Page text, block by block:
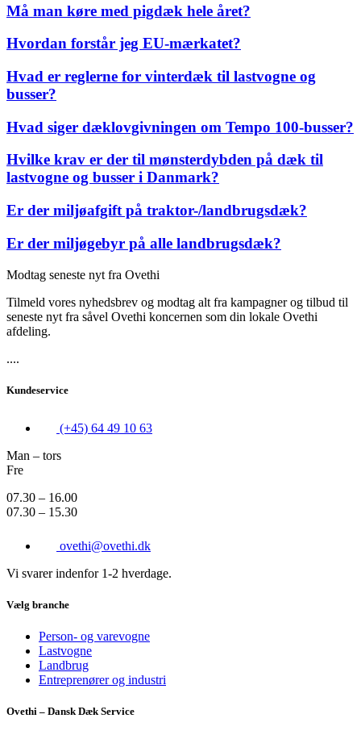
Må man køre med pigdæk hele året?
Hvordan forstår jeg EU-mærkatet?
Hvad er reglerne for vinterdæk til lastvogne og
busser?
Hvad siger dæklovgivningen om Tempo 100-busser?
Hvilke krav er der til mønsterdybden på dæk til
lastvogne og busser i Danmark?
Er der miljøafgift på traktor-/landbrugsdæk?
Er der miljøgebyr på alle landbrugsdæk?
Modtag seneste nyt fra Ovethi
Tilmeld vores nyhedsbrev og modtag alt fra kampagner og tilbud til
seneste nyt fra såvel Ovethi koncernen som din lokale Ovethi
afdeling.
....
Kundeservice
(+45) 64 49 10 63
Man – tors
Fre
07.30 – 16.00
07.30 – 15.30
ovethi@ovethi.dk
Vi svarer indenfor 1-2 hverdage.
Vælg branche
Person- og varevogne
Lastvogne
Landbrug
Entreprenører og industri
Ovethi – Dansk Dæk Service